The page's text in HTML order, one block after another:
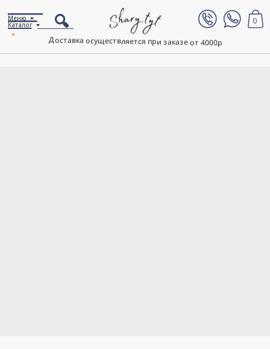
Доставка осуществляется при заказе от 4000р
0
Каталог
Меню